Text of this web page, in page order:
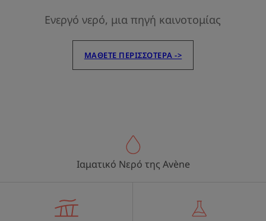
Ενεργό νερό, μια πηγή καινοτομίας
ΜΆΘΕΤΕ ΠΕΡΙΣΣΌΤΕΡΑ ->
Ιαματικό Νερό της Avène